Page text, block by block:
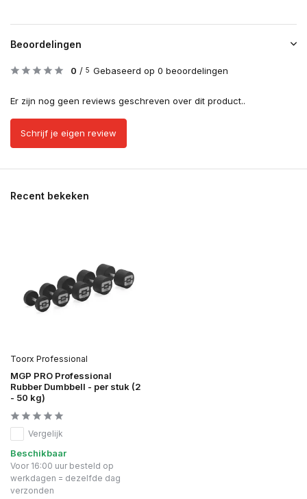
Beoordelingen
0 / 5 Gebaseerd op 0 beoordelingen
Er zijn nog geen reviews geschreven over dit product..
Schrijf je eigen review
Recent bekeken
Toorx Professional
MGP PRO Professional
Rubber Dumbbell - per stuk (2
- 50 kg)
Vergelijk
Beschikbaar
Voor 16:00 uur besteld op
werkdagen = dezelfde dag
verzonden